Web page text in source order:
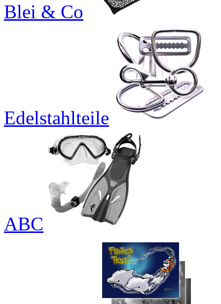
Blei & Co
Edelstahlteile
ABC